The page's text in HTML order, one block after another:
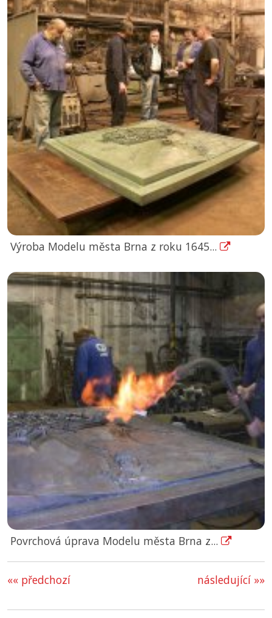
Výroba Modelu města Brna z roku 1645...
Povrchová úprava Modelu města Brna z...
«« předchozí následující »»